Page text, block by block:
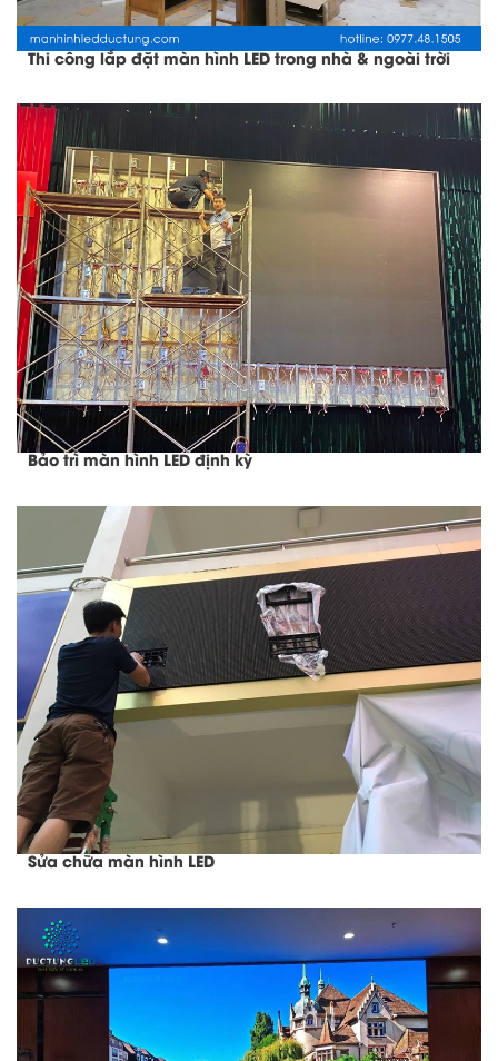
Thi công lắp đặt màn hình LED trong nhà & ngoài trời
Bảo trì màn hình LED định kỳ
Sửa chữa màn hình LED